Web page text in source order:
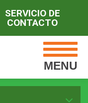
SERVICIO DE
CONTACTO
MENU